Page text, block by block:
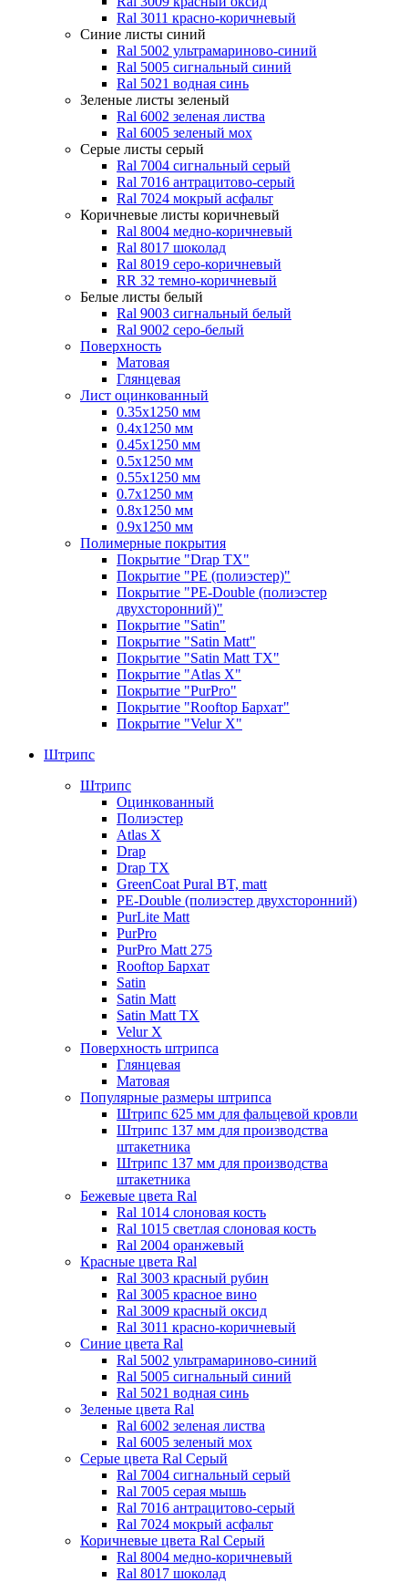
Ral 3011 красно-коричневый
Синие листы синий
Ral 5002 ультрамариново-синий
Ral 5005 сигнальный синий
Ral 5021 водная синь
Зеленые листы зеленый
Ral 6002 зеленая листва
Ral 6005 зеленый мох
Серые листы серый
Ral 7004 сигнальный серый
Ral 7016 антрацитово-серый
Ral 7024 мокрый асфальт
Коричневые листы коричневый
Ral 8004 медно-коричневый
Ral 8017 шоколад
Ral 8019 серо-коричневый
RR 32 темно-коричневый
Белые листы белый
Ral 9003 сигнальный белый
Ral 9002 серо-белый
Поверхность
Матовая
Глянцевая
Лист оцинкованный
0.35х1250 мм
0.4х1250 мм
0.45х1250 мм
0.5х1250 мм
0.55х1250 мм
0.7х1250 мм
0.8х1250 мм
0.9х1250 мм
Полимерные покрытия
Покрытие "Drap TX"
Покрытие "PE (полиэстер)"
Покрытие "PE-Double (полиэстер
двухсторонний)"
Покрытие "Satin"
Покрытие "Satin Мatt"
Покрытие "Satin Matt TX"
Покрытие "Atlas X"
Покрытие "PurPro"
Покрытие "Rooftop Бархат"
Покрытие "Velur X"
Штрипс
Штрипс
Оцинкованный
Полиэстер
Atlas X
Drap
Drap TX
GreenCoat Pural BT, matt
PE-Double (полиэстер двухсторонний)
PurLite Мatt
PurPro
PurPro Matt 275
Rooftop Бархат
Satin
Satin Мatt
Satin Matt TX
Velur X
Поверхность штрипса
Глянцевая
Матовая
Популярные размеры штрипса
Штрипс 625 мм для фальцевой кровли
Штрипс 137 мм для производства
штакетника
Штрипс 137 мм для производства
штакетника
Бежевые цвета Ral
Ral 1014 слоновая кость
Ral 1015 светлая слоновая кость
Ral 2004 оранжевый
Красные цвета Ral
Ral 3003 красный рубин
Ral 3005 красное вино
Ral 3009 красный оксид
Ral 3011 красно-коричневый
Синие цвета Ral
Ral 5002 ультрамариново-синий
Ral 5005 сигнальный синий
Ral 5021 водная синь
Зеленые цвета Ral
Ral 6002 зеленая листва
Ral 6005 зеленый мох
Серые цвета Ral Серый
Ral 7004 сигнальный серый
Ral 7005 серая мышь
Ral 7016 антрацитово-серый
Ral 7024 мокрый асфальт
Коричневые цвета Ral Серый
Ral 8004 медно-коричневый
Ral 8017 шоколад